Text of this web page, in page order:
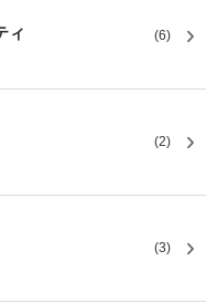
ィ (6)
(2)
(3)